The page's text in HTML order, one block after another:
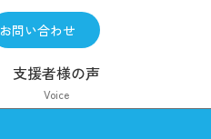
お問い合わせ
支援者様の声
Voice